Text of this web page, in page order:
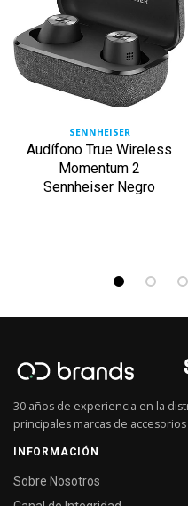
SENNHEISER
Audífono True Wireless
Momentum 2
Sennheiser Negro
30 años de experiencia en la
principales marcas de
INFORMACIÓN
Sobre Nosotros